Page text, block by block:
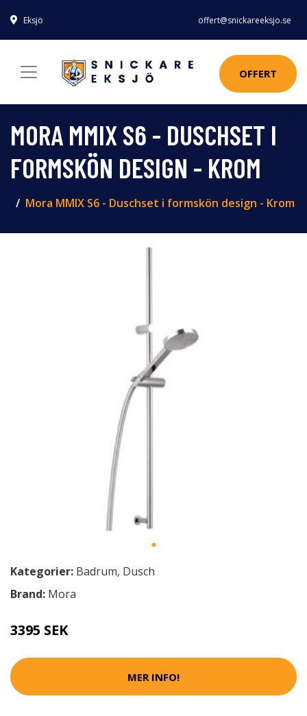
Eksjö offert@snickareeksjo.se
OFFERT
MORA MMIX S6 - DUSCHSET I
FORMSKÖN DESIGN - KROM
Mora MMIX S6 - Duschset i formskön design - Krom
Kategorier: Badrum, Dusch
Brand: Mora
3395 SEK
MER INFO!